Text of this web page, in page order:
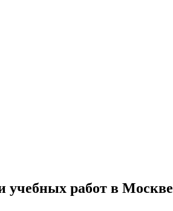
учебных работ в Москве